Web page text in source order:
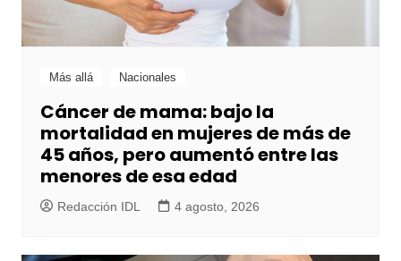
Más allá Nacionales
Cáncer de mama: bajo la
mortalidad en mujeres de más de
45 años, pero aumentó entre las
menores de esa edad
Redacción IDL 4 agosto, 2026